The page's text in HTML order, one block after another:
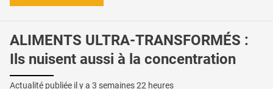
ALIMENTS ULTRA-TRANSFORMÉS :
Ils nuisent aussi à la concentration
Actualité publiée il y a 3 semaines 22 heures